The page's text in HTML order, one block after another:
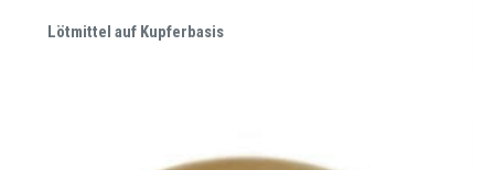
Lötmittel auf Kupferbasis